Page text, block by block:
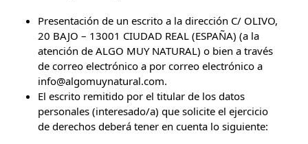
Presentación de un escrito a la dirección C/ OLIVO,
20 BAJO – 13001 CIUDAD REAL (ESPAÑA) (a la
atención de ALGO MUY NATURAL) o bien a través
de correo electrónico a por correo electrónico a
info@algomuynatural.com.
El escrito remitido por el titular de los datos
personales (interesado/a) que solicite el ejercicio
de derechos deberá tener en cuenta lo siguiente: